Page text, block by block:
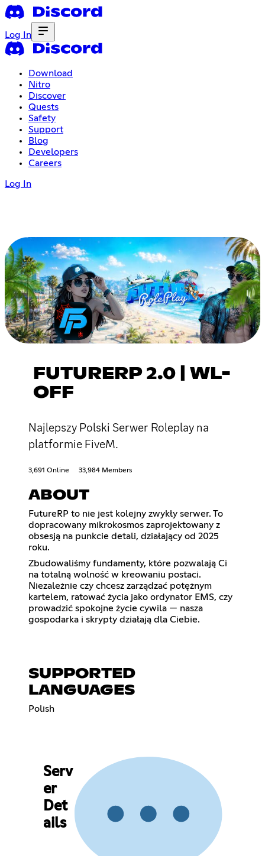
Log In
Download
Nitro
Discover
Quests
Safety
Support
Blog
Developers
Careers
Log In
FUTURERP 2.0 | WL-
OFF
Najlepszy Polski Serwer Roleplay na
platformie FiveM.
3,691 Online 33,984 Members
ABOUT
FutureRP to nie jest kolejny zwykły serwer. To
dopracowany mikrokosmos zaprojektowany z
obsesją na punkcie detali, działający od 2025
roku.
Zbudowaliśmy fundamenty, które pozwalają Ci
na totalną wolność w kreowaniu postaci.
Niezależnie czy chcesz zarządzać potężnym
kartelem, ratować życia jako ordynator EMS, czy
prowadzić spokojne życie cywila — nasza
gospodarka i skrypty działają dla Ciebie.
SUPPORTED
LANGUAGES
Polish
Serv
er
Det
ails